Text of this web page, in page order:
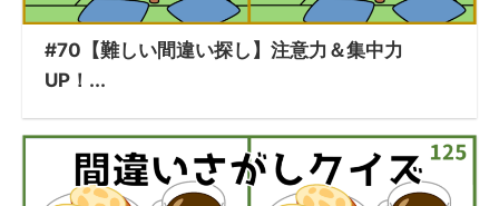
#70【難しい間違い探し】注意力＆集中力
UP！...